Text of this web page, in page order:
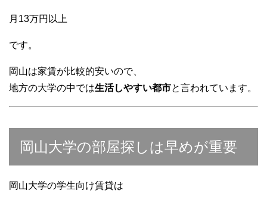
月13万円以上
です。
岡山は家賃が比較的安いので、
地方の大学の中では生活しやすい都市と言われています。
岡山大学の部屋探しは早めが重要
岡山大学の学生向け賃貸は